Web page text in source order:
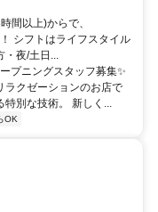
ており、八王子市内か
利なキレイな完全新店舗
間以上)からで、
シフトはライフスタイル
・夜/土日...
プニングスタッフ募集✨
ラクゼーションのお店で
特別な技術。 新しく...
OK